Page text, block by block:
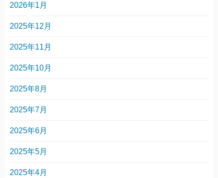
2026年1月
2025年12月
2025年11月
2025年10月
2025年8月
2025年7月
2025年6月
2025年5月
2025年4月